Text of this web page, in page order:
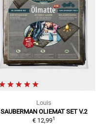
Louis
SAUBERMAN OLIEMAT SET V.2
€ 12,991